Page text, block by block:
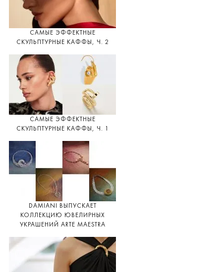
САМЫЕ ЭФФЕКТНЫЕ
СКУЛЬПТУРНЫЕ КАФФЫ, Ч. 2
САМЫЕ ЭФФЕКТНЫЕ
СКУЛЬПТУРНЫЕ КАФФЫ, Ч. 1
DAMIANI ВЫПУСКАЕТ
КОЛЛЕКЦИЮ ЮВЕЛИРНЫХ
УКРАШЕНИЙ ARTE MAESTRA